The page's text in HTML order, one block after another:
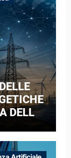
DELLA
DELLA